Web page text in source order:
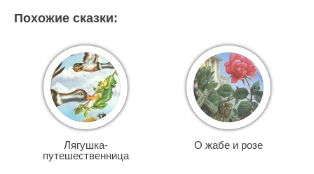
Похожие сказки:
Лягушка-
путешественница
О жабе и розе